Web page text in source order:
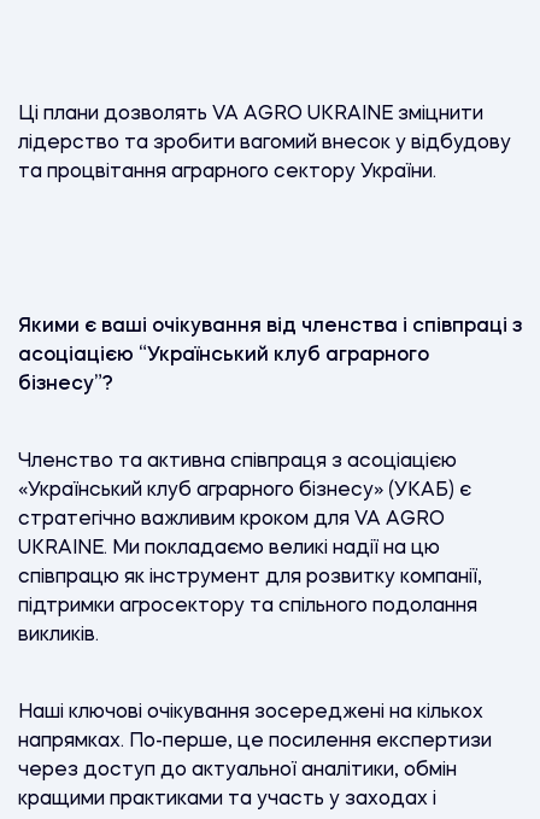
Ці плани дозволять VA AGRO UKRAINE зміцнити
лідерство та зробити вагомий внесок у відбудову
та процвітання аграрного сектору України.
Якими є ваші очікування від членства і співпраці з
асоціацією “Український клуб аграрного
бізнесу”?
Членство та активна співпраця з асоціацією
«Український клуб аграрного бізнесу» (УКАБ) є
стратегічно важливим кроком для VA AGRO
UKRAINE. Ми покладаємо великі надії на цю
співпрацю як інструмент для розвитку компанії,
підтримки агросектору та спільного подолання
викликів.
Наші ключові очікування зосереджені на кількох
напрямках. По-перше, це посилення експертизи
через доступ до актуальної аналітики, обмін
кращими практиками та участь у заходах і